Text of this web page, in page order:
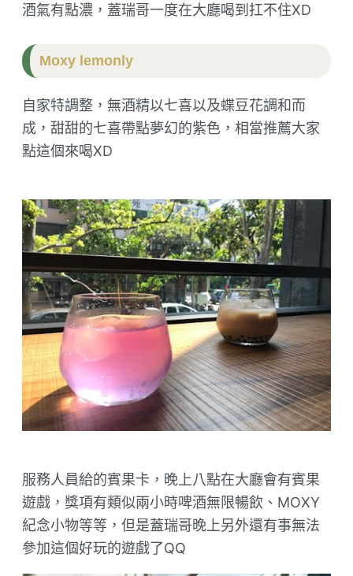
酒氣有點濃，蓋瑞哥一度在大廳喝到扛不住XD
Moxy lemonly
自家特調整，無酒精以七喜以及蝶豆花調和而
成，甜甜的七喜帶點夢幻的紫色，相當推薦大家
點這個來喝XD
服務人員給的賓果卡，晚上八點在大廳會有賓果
遊戲，獎項有類似兩小時啤酒無限暢飲、MOXY
紀念小物等等，但是蓋瑞哥晚上另外還有事無法
參加這個好玩的遊戲了QQ